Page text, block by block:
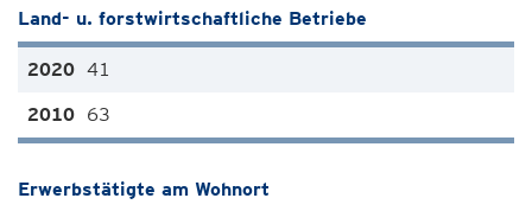
Land- u. forstwirtschaftliche Betriebe
41
63
Erwerbstätigte am Wohnort